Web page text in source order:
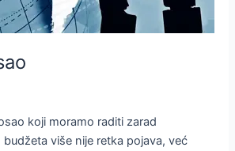
koji moramo raditi zarad
više nije retka pojava, već